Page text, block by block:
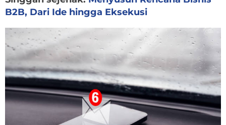
B2B, Dari Ide hingga Eksekusi